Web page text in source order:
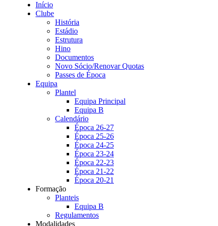
Início
Clube
História
Estádio
Estrutura
Hino
Documentos
Novo Sócio/Renovar Quotas
Passes de Época
Equipa
Plantel
Equipa Principal
Equipa B
Calendário
Época 26-27
Época 25-26
Época 24-25
Época 23-24
Época 22-23
Época 21-22
Época 20-21
Formação
Planteis
Equipa B
Regulamentos
Modalidades